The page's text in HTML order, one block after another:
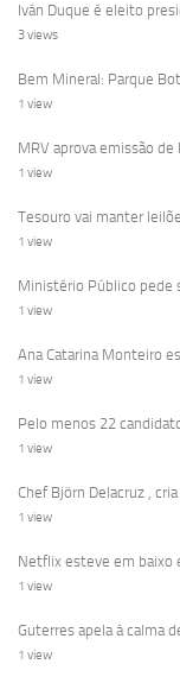
Iván Duque é eleito
3 views
Bem Mineral: Parque
1 view
MRV aprova emissão
1 view
Tesouro vai manter
1 view
Ministério Público pede
1 view
Ana Catarina Monteiro
1 view
Pelo menos 22
1 view
Chef Björn Delacruz ,
1 view
Netflix esteve em baixo
1 view
Guterres apela à calma
1 view